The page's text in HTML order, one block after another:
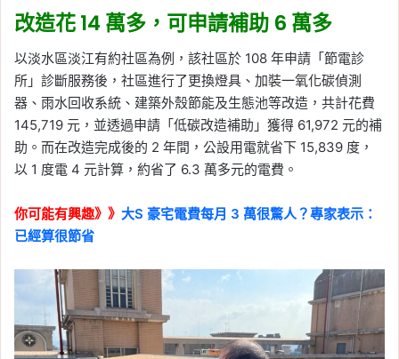
改造花 14 萬多，可申請補助 6 萬多
以淡水區淡江有約社區為例，該社區於 108 年申請「節電診
所」診斷服務後，社區進行了更換燈具、加裝一氧化碳偵測
器、雨水回收系統、建築外殼節能及生態池等改造，共計花費
145,719 元，並透過申請「低碳改造補助」獲得 61,972 元的補
助。而在改造完成後的 2 年間，公設用電就省下 15,839 度，
以 1 度電 4 元計算，約省了 6.3 萬多元的電費。
你可能有興趣》》 大S 豪宅電費每月 3 萬很驚人？專家表示：
已經算很節省